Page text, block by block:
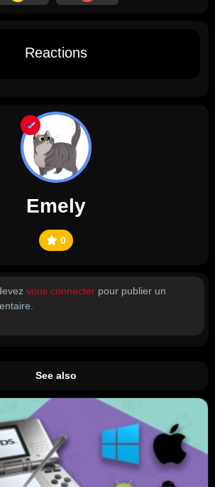
Reactions
Emely
0
vous connecterpour publier un
See also